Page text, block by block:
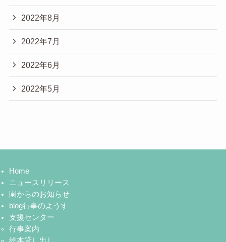
2022年8月
2022年7月
2022年6月
2022年5月
Home
ニュースリリース
園からのお知らせ
blog行事のようす
支援センター
行事案内